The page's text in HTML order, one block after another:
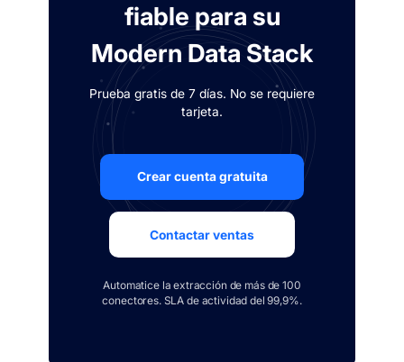
fiable para su
Modern Data Stack
Prueba gratis de 7 días. No se requiere
tarjeta.
Crear cuenta gratuita
Contactar ventas
Automatice la extracción de más de 100
conectores. SLA de actividad del 99,9%.